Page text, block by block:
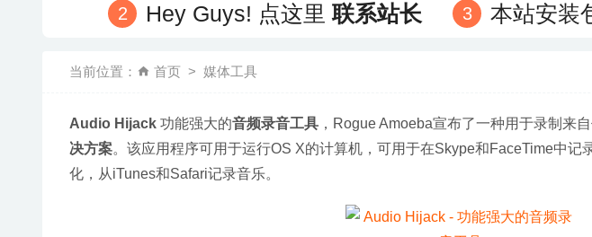
Hey Guys! 点这里联系站长 本站安装
当前位置： 首页 媒体工具
Audio Hijack 功能强大的音频录音工具 ，Rogue Amoeba宣布了一种用于录制来
决方案。该应用程序可用于运行OS X的计算机，可用于在Skype和FaceTime中记
化，从iTunes和Safari记录音乐。